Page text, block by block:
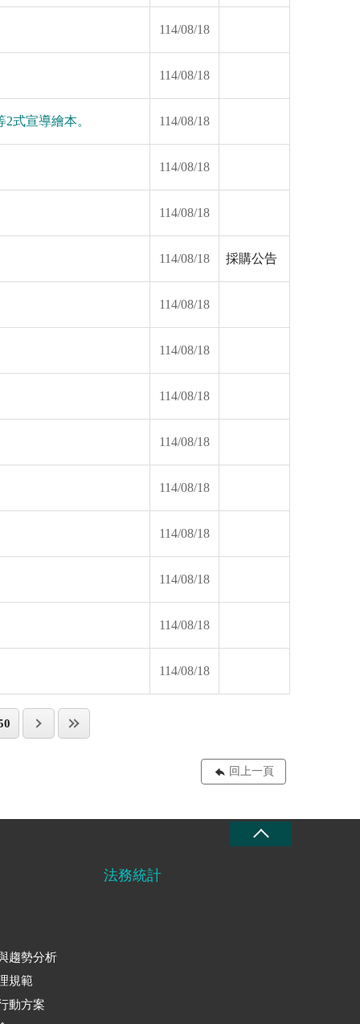
114/08/18
114/08/18
式宣導繪本。 114/08/18
114/08/18
114/08/18
114/08/18 採購公告
114/08/18
114/08/18
114/08/18
114/08/18
114/08/18
114/08/18
114/08/18
114/08/18
114/08/18
回上一頁
趨勢分析
規範
動方案
法務統計